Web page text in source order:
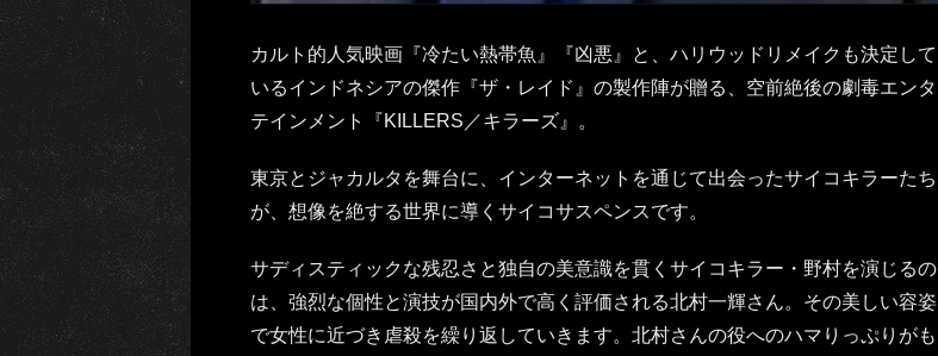
カルト的人気映画『冷たい熱帯魚』『凶悪』と、ハリウッドリメイクも決定して
いるインドネシアの傑作『ザ・レイド』の製作陣が贈る、空前絶後の劇毒エンタ
テインメント『KILLERS／キラーズ』。
東京とジャカルタを舞台に、インターネットを通じて出会ったサイコキラーたち
が、想像を絶する世界に導くサイコサスペンスです。
サディスティックな残忍さと独自の美意識を貫くサイコキラー・野村を演じるの
は、強烈な個性と演技が国内外で高く評価される北村一輝さん。その美しい容姿
で女性に近づき虐殺を繰り返していきます。北村さんの役へのハマりっぷりがも